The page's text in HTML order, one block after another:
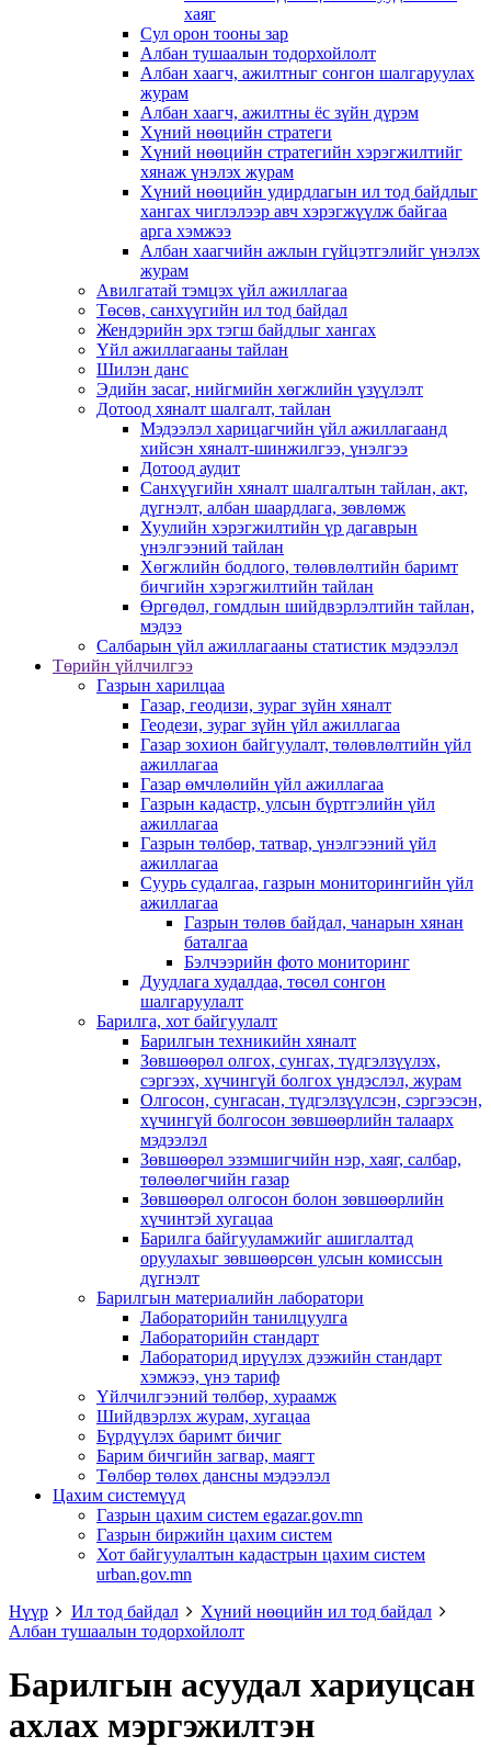
хаяг
Сул орон тооны зар
Албан тушаалын тодорхойлолт
Албан хаагч, ажилтныг сонгон шалгаруулах
журам
Албан хаагч, ажилтны ёс зүйн дүрэм
Хүний нөөцийн стратеги
Хүний нөөцийн стратегийн хэрэгжилтийг
хянаж үнэлэх журам
Хүний нөөцийн удирдлагын ил тод байдлыг
хангах чиглэлээр авч хэрэгжүүлж байгаа
арга хэмжээ
Албан хаагчийн ажлын гүйцэтгэлийг үнэлэх
журам
Авилгатай тэмцэх үйл ажиллагаа
Төсөв, санхүүгийн ил тод байдал
Жендэрийн эрх тэгш байдлыг хангах
Үйл ажиллагааны тайлан
Шилэн данс
Эдийн засаг, нийгмийн хөгжлийн үзүүлэлт
Дотоод хяналт шалгалт, тайлан
Мэдээлэл харицагчийн үйл ажиллагаанд
хийсэн хяналт-шинжилгээ, үнэлгээ
Дотоод аудит
Санхүүгийн хяналт шалгалтын тайлан, акт,
дүгнэлт, албан шаардлага, зөвлөмж
Хуулийн хэрэгжилтийн үр дагаврын
үнэлгээний тайлан
Хөгжлийн бодлого, төлөвлөлтийн баримт
бичгийн хэрэгжилтийн тайлан
Өргөдөл, гомдлын шийдвэрлэлтийн тайлан,
мэдээ
Салбарын үйл ажиллагааны статистик мэдээлэл
Төрийн үйлчилгээ
Газрын харилцаа
Газар, геодизи, зураг зүйн хяналт
Геодези, зураг зүйн үйл ажиллагаа
Газар зохион байгуулалт, төлөвлөлтийн үйл
ажиллагаа
Газар өмчлөлийн үйл ажиллагаа
Газрын кадастр, улсын бүртгэлийн үйл
ажиллагаа
Газрын төлбөр, татвар, үнэлгээний үйл
ажиллагаа
Суурь судалгаа, газрын мониторингийн үйл
ажиллагаа
Газрын төлөв байдал, чанарын хянан
баталгаа
Бэлчээрийн фото мониторинг
Дуудлага худалдаа, төсөл сонгон
шалгаруулалт
Барилга, хот байгуулалт
Барилгын техникийн хяналт
Зөвшөөрөл олгох, сунгах, түдгэлзүүлэх,
сэргээх, хүчингүй болгох үндэслэл, журам
Олгосон, сунгасан, түдгэлзүүлсэн, сэргээсэн,
хүчингүй болгосон зөвшөөрлийн талаарх
мэдээлэл
Зөвшөөрөл эзэмшигчийн нэр, хаяг, салбар,
төлөөлөгчийн газар
Зөвшөөрөл олгосон болон зөвшөөрлийн
хүчинтэй хугацаа
Барилга байгууламжийг ашиглалтад
оруулахыг зөвшөөрсөн улсын комиссын
дүгнэлт
Барилгын материалийн лаборатори
Лабораторийн танилцуулга
Лабораторийн стандарт
Лабораторид ирүүлэх дээжийн стандарт
хэмжээ, үнэ тариф
Үйлчилгээний төлбөр, хураамж
Шийдвэрлэх журам, хугацаа
Бүрдүүлэх баримт бичиг
Барим бичгийн загвар, маягт
Төлбөр төлөх дансны мэдээлэл
Цахим системүүд
Газрын цахим систем egazar.gov.mn
Газрын биржийн цахим систем
Хот байгуулалтын кадастрын цахим систем
urban.gov.mn
Нүүр
Ил тод байдал
Хүний нөөцийн ил тод байдал
Албан тушаалын тодорхойлолт
Барилгын асуудал хариуцсан
ахлах мэргэжилтэн